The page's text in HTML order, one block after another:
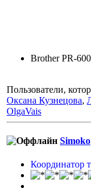
Brother PR-
Пользователи,
Оксана Кузнецова,
OlgaVais
Simoko
Координатор